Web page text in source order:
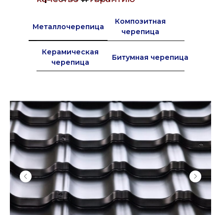
Металлочерепица
Композитная
черепица
Керамическая
черепица
Битумная черепица